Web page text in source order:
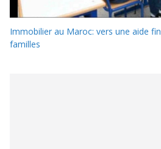
Immobilier au Maroc: vers une aide
familles